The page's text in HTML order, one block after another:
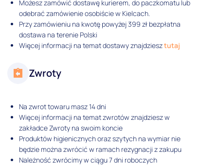
Możesz zamówić dostawę kurierem, do paczkomatu lub
odebrać zamówienie osobiście w Kielcach.
Przy zamówieniu na kwotę powyżej 399 zł bezpłatna
dostawa na terenie Polski
Więcej informacji na temat dostawy znajdziesztutaj
Zwroty
Na zwrot towaru masz 14 dni
Więcej informacji na temat zwrotów znajdziesz w
zakładce Zwroty na swoim koncie
Produktów higienicznych oraz szytych na wymiar nie
będzie można zwrócić w ramach rezygnacji z zakupu
Należność zwrócimy w ciągu 7 dni roboczych